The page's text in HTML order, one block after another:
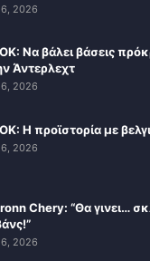
6, 2026
Να βάλει βάσεις
Άντερλεχτ
2026
Η προϊστορία με
2026
Chery: “Θα γινει…
6, 2026